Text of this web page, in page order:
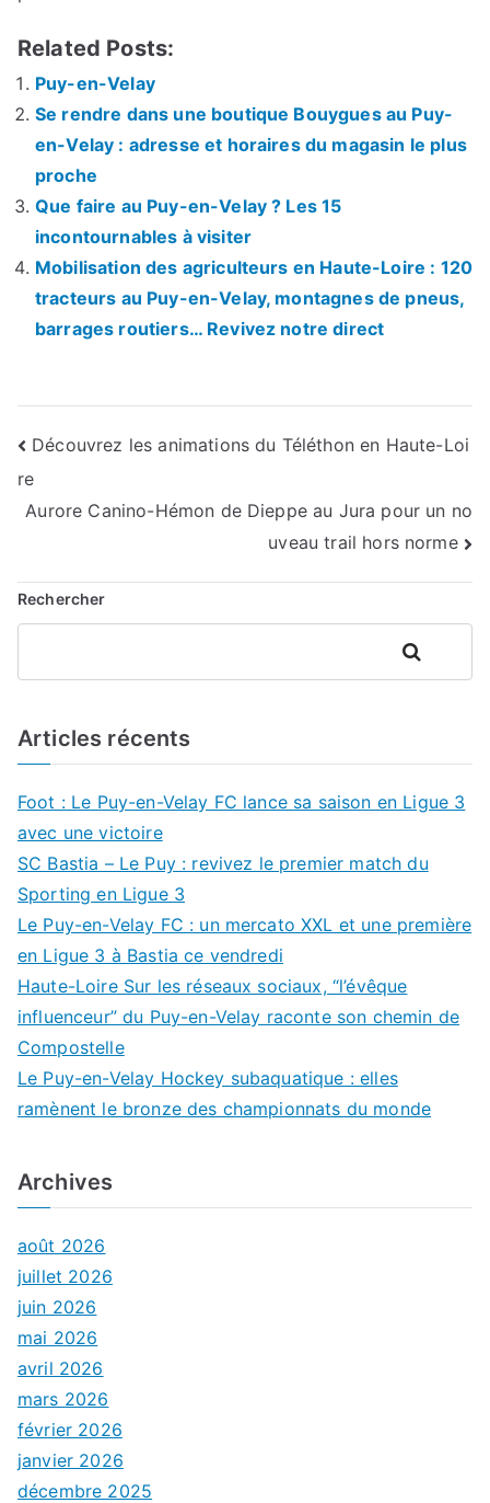
Related Posts:
Puy-en-Velay
Se rendre dans une boutique Bouygues au Puy-
en-Velay : adresse et horaires du magasin le plus
proche
Que faire au Puy-en-Velay ? Les 15
incontournables à visiter
Mobilisation des agriculteurs en Haute-Loire : 120
tracteurs au Puy-en-Velay, montagnes de pneus,
barrages routiers… Revivez notre direct
Navigation
de
Découvrez les animations du Téléthon en Haute-Loi
re
Aurore Canino-Hémon de Dieppe au Jura pour un no
uveau trail hors norme
Rechercher
Rechercher
Articles récents
Foot : Le Puy-en-Velay FC lance sa saison en Ligue 3
avec une victoire
SC Bastia – Le Puy : revivez le premier match du
Sporting en Ligue 3
Le Puy-en-Velay FC : un mercato XXL et une première
en Ligue 3 à Bastia ce vendredi
Haute-Loire Sur les réseaux sociaux, “l’évêque
influenceur” du Puy-en-Velay raconte son chemin de
Compostelle
Le Puy-en-Velay Hockey subaquatique : elles
ramènent le bronze des championnats du monde
Archives
août 2026
juillet 2026
juin 2026
mai 2026
avril 2026
mars 2026
février 2026
janvier 2026
décembre 2025